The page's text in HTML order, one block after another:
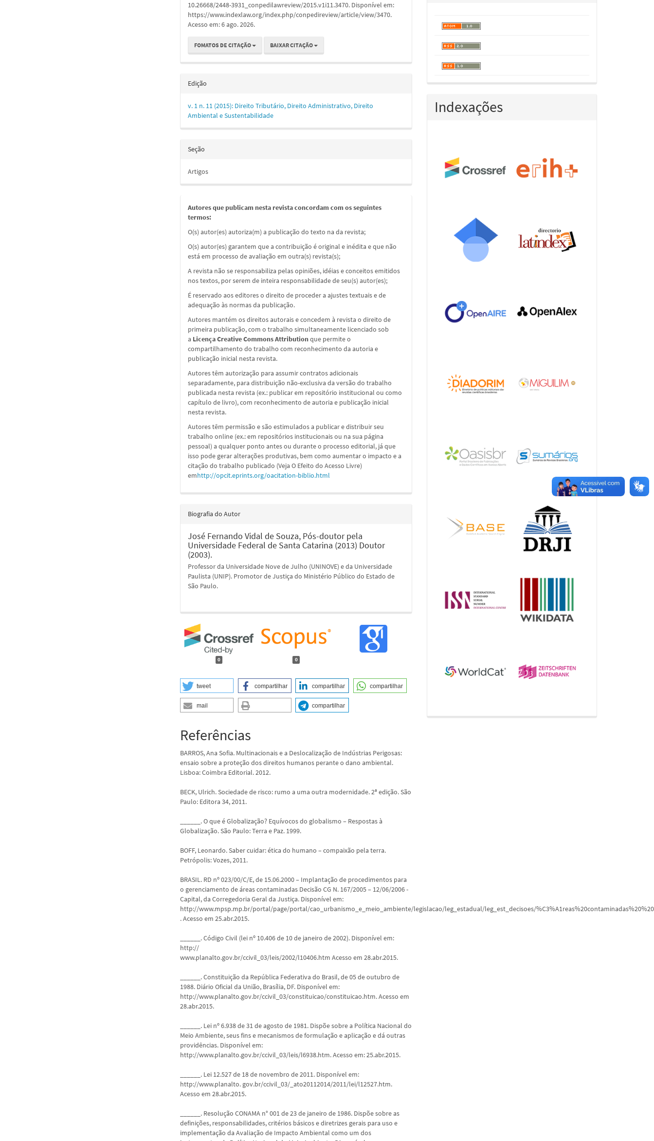
10.26668/2448-3931_conpedilawreview/2015.v1i11.3470. Disponível em:
https://www.indexlaw.org/index.php/conpedireview/article/view/3470.
Acesso em: 6 ago. 2026.
FOMATOS DE CITAÇÃO BAIXAR CITAÇÃO
Edição
v. 1 n. 11 (2015): Direito Tributário, Direito Administrativo, Direito
Ambiental e Sustentabilidade
Seção
Artigos
Autores que publicam nesta revista concordam com os seguintes
termos:
O(s) autor(es) autoriza(m) a publicação do texto na da revista;
O(s) autor(es) garantem que a contribuição é original e inédita e que não
está em processo de avaliação em outra(s) revista(s);
A revista não se responsabiliza pelas opiniões, idéias e conceitos emitidos
nos textos, por serem de inteira responsabilidade de seu(s) autor(es);
É reservado aos editores o direito de proceder a ajustes textuais e de
adequação às normas da publicação.
Autores mantém os direitos autorais e concedem à revista o direito de
primeira publicação, com o trabalho simultaneamente licenciado sob
a Licença Creative Commons Attributionque permite o
compartilhamento do trabalho com reconhecimento da autoria e
publicação inicial nesta revista.
Autores têm autorização para assumir contratos adicionais
separadamente, para distribuição não-exclusiva da versão do trabalho
publicada nesta revista (ex.: publicar em repositório institucional ou como
capítulo de livro), com reconhecimento de autoria e publicação inicial
nesta revista.
Autores têm permissão e são estimulados a publicar e distribuir seu
trabalho online (ex.: em repositórios institucionais ou na sua página
pessoal) a qualquer ponto antes ou durante o processo editorial, já que
isso pode gerar alterações produtivas, bem como aumentar o impacto e a
citação do trabalho publicado (Veja O Efeito do Acesso Livre)
emhttp://opcit.eprints.org/oacitation-biblio.html
Biografia do Autor
José Fernando Vidal de Souza, Pós-doutor pela
Universidade Federal de Santa Catarina (2013) Doutor
(2003).
Professor da Universidade Nove de Julho (UNINOVE) e da Universidade
Paulista (UNIP). Promotor de Justiça do Ministério Público do Estado de
São Paulo.
0 0
tweet compartilhar compartilhar compartilhar
mail compartilhar
Referências
BARROS, Ana Sofia. Multinacionais e a Deslocalização de Indústrias Perigosas:
ensaio sobre a proteção dos direitos humanos perante o dano ambiental.
Lisboa: Coimbra Editorial. 2012.
BECK, Ulrich. Sociedade de risco: rumo a uma outra modernidade. 2ª edição. São
Paulo: Editora 34, 2011.
______. O que é Globalização? Equívocos do globalismo – Respostas à
Globalização. São Paulo: Terra e Paz. 1999.
BOFF, Leonardo. Saber cuidar: ética do humano – compaixão pela terra.
Petrópolis: Vozes, 2011.
BRASIL. RD nº 023/00/C/E, de 15.06.2000 – Implantação de procedimentos para
o gerenciamento de áreas contaminadas Decisão CG N. 167/2005 – 12/06/2006 -
Capital, da Corregedoria Geral da Justiça. Disponível em:
http://www.mpsp.mp.br/portal/page/portal/cao_urbanismo_e_meio_ambiente/legislacao/leg_estadual/leg_est_decisoes/
. Acesso em 25.abr.2015.
______. Código Civil (lei nº 10.406 de 10 de janeiro de 2002). Disponível em:
http://
www.planalto.gov.br/ccivil_03/leis/2002/l10406.htm Acesso em 28.abr.2015.
______. Constituição da República Federativa do Brasil, de 05 de outubro de
1988. Diário Oficial da União, Brasília, DF. Disponível em:
http://www.planalto.gov.br/ccivil_03/constituicao/constituicao.htm. Acesso em
28.abr.2015.
______. Lei nº 6.938 de 31 de agosto de 1981. Dispõe sobre a Política Nacional do
Meio Ambiente, seus fins e mecanismos de formulação e aplicação e dá outras
providências. Disponível em:
http://www.planalto.gov.br/ccivil_03/leis/l6938.htm. Acesso em: 25.abr.2015.
______. Lei 12.527 de 18 de novembro de 2011. Disponível em:
http://www.planalto. gov.br/ccivil_03/_ato20112014/2011/lei/l12527.htm.
Acesso em 28.abr.2015.
______. Resolução CONAMA n° 001 de 23 de janeiro de 1986. Dispõe sobre as
definições, responsabilidades, critérios básicos e diretrizes gerais para uso e
implementação da Avaliação de Impacto Ambiental como um dos
Indexações